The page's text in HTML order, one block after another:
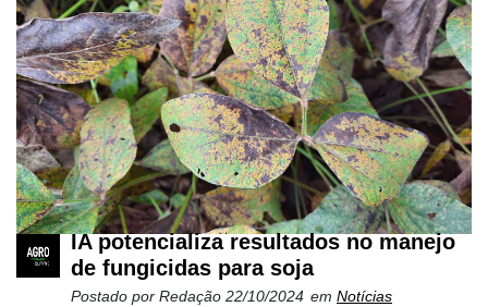
IA potencializa resultados no manejo
de fungicidas para soja
Postado por Redação 22/10/2024 em Notícias